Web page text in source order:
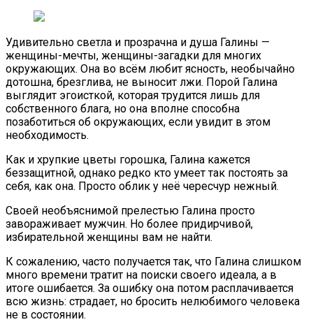
Удивительно светла и прозрачна и душа Галины —
женщины-мечты, женщины-загадки для многих
окружающих. Она во всём любит ясность, необычайно
дотошна, брезглива, не выносит лжи. Порой Галина
выглядит эгоисткой, которая трудится лишь для
собственного блага, но она вполне способна
позаботиться об окружающих, если увидит в этом
необходимость.
Как и хрупкие цветы горошка, Галина кажется
беззащитной, однако редко кто умеет так постоять за
себя, как она. Просто облик у неё чересчур нежный.
Своей необъяснимой прелестью Галина просто
завораживает мужчин. Но более придирчивой,
избирательной женщины вам не найти.
К сожалению, часто получается так, что Галина слишком
много времени тратит на поиски своего идеала, а в
итоге ошибается. За ошибку она потом расплачивается
всю жизнь: страдает, но бросить нелюбимого человека
не в состоянии.